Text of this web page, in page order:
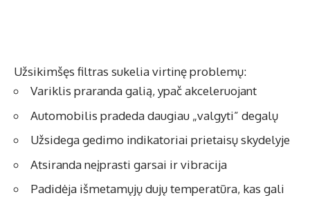
Užsikimšęs filtras sukelia virtinę problemų:
Variklis praranda galią, ypač akceleruojant
Automobilis pradeda daugiau „valgyti” degalų
Užsidega gedimo indikatoriai prietaisų skydelyje
Atsiranda neįprasti garsai ir vibracija
Padidėja išmetamųjų dujų temperatūra, kas gali